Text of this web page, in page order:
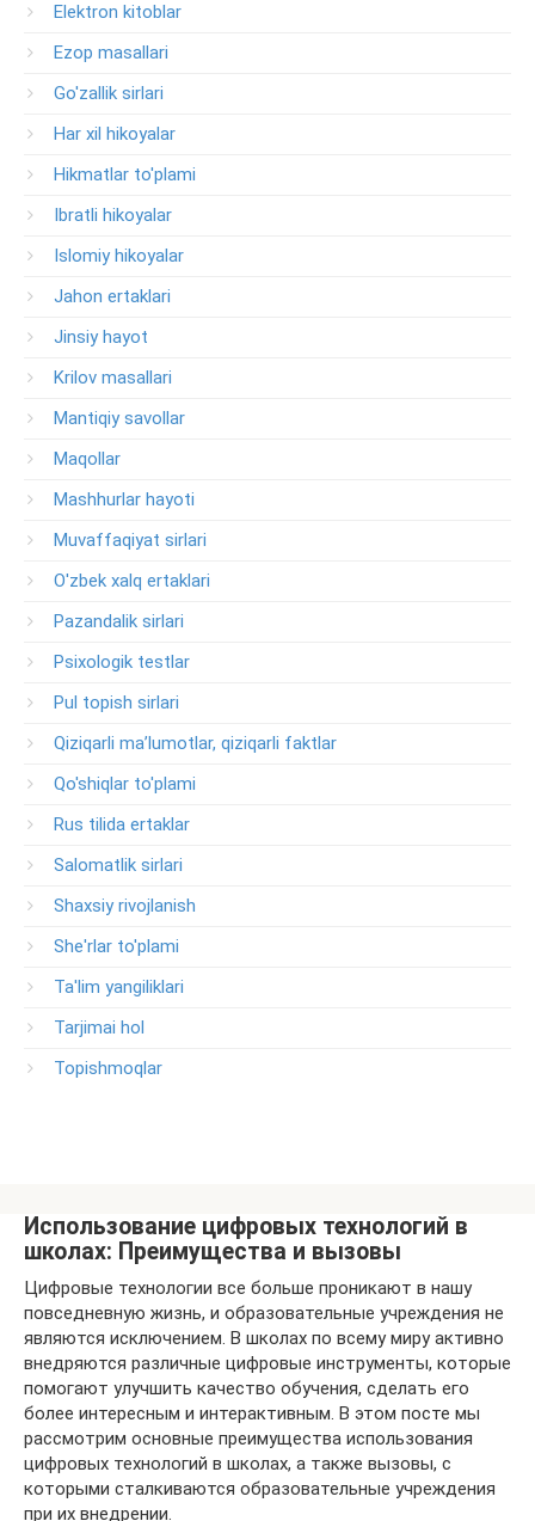
Elektron kitoblar
Ezop masallari
Go'zallik sirlari
Har xil hikoyalar
Hikmatlar to'plami
Ibratli hikoyalar
Islomiy hikoyalar
Jahon ertaklari
Jinsiy hayot
Krilov masallari
Mantiqiy savollar
Maqollar
Mashhurlar hayoti
Muvaffaqiyat sirlari
O'zbek xalq ertaklari
Pazandalik sirlari
Psixologik testlar
Pul topish sirlari
Qiziqarli ma’lumotlar, qiziqarli faktlar
Qo'shiqlar to'plami
Rus tilida ertaklar
Salomatlik sirlari
Shaxsiy rivojlanish
She'rlar to'plami
Ta'lim yangiliklari
Tarjimai hol
Topishmoqlar
Использование цифровых технологий в
школах: Преимущества и вызовы
Цифровые технологии все больше проникают в нашу
повседневную жизнь, и образовательные учреждения не
являются исключением. В школах по всему миру активно
внедряются различные цифровые инструменты, которые
помогают улучшить качество обучения, сделать его
более интересным и интерактивным. В этом посте мы
рассмотрим основные преимущества использования
цифровых технологий в школах, а также вызовы, с
которыми сталкиваются образовательные учреждения
при их внедрении.